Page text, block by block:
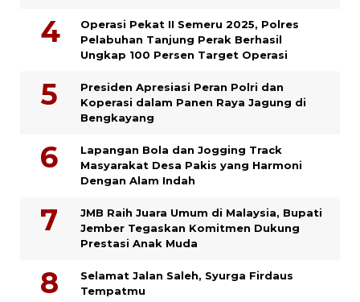
Operasi Pekat II Semeru 2025, Polres
Pelabuhan Tanjung Perak Berhasil
Ungkap 100 Persen Target Operasi
Presiden Apresiasi Peran Polri dan
Koperasi dalam Panen Raya Jagung di
Bengkayang
Lapangan Bola dan Jogging Track
Masyarakat Desa Pakis yang Harmoni
Dengan Alam Indah
JMB Raih Juara Umum di Malaysia, Bupati
Jember Tegaskan Komitmen Dukung
Prestasi Anak Muda
Selamat Jalan Saleh, Syurga Firdaus
Tempatmu